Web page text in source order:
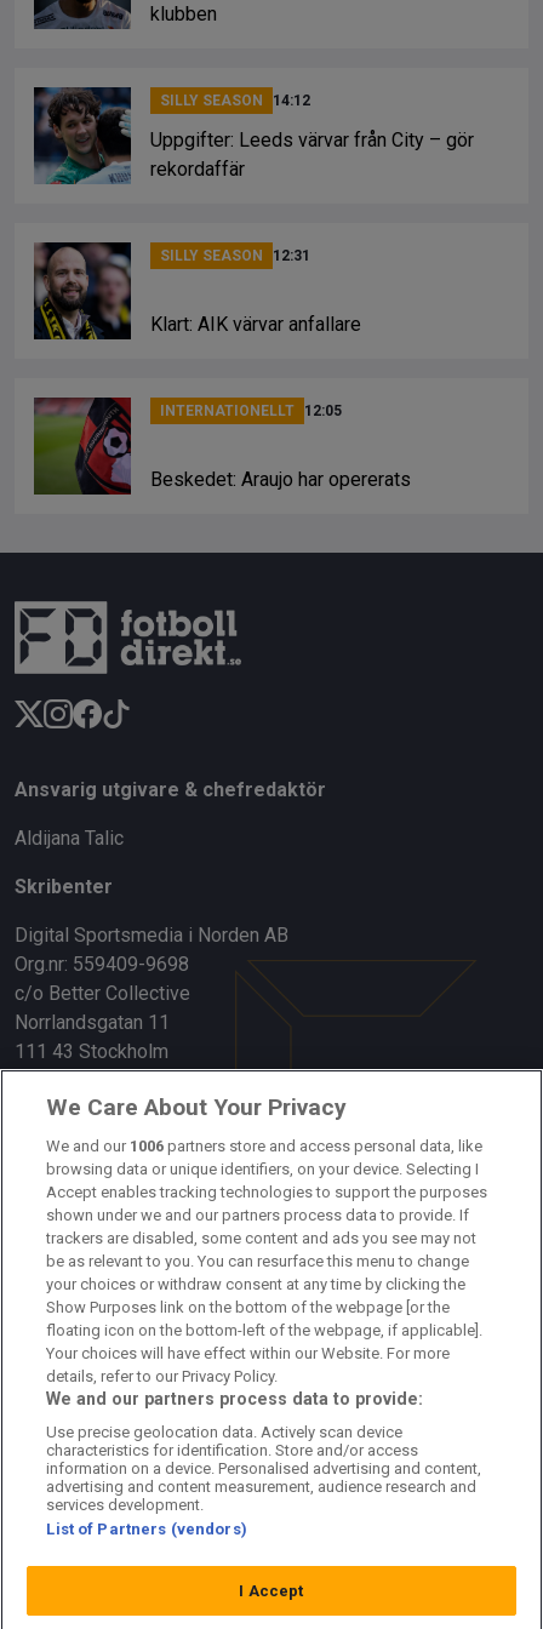
klubben
SILLY SEASON 14:12
Uppgifter: Leeds värvar från City – gör
rekordaffär
SILLY SEASON 12:31
Klart: AIK värvar anfallare
INTERNATIONELLT 12:05
Beskedet: Araujo har opererats
Ansvarig utgivare & chefredaktör
Aldijana Talic
Skribenter
Digital Sportsmedia i Norden AB
Org.nr: 559409-9698
c/o Better Collective
Norrlandsgatan 11
111 43 Stockholm
Länkar
Om oss
Kontakta oss
Kundtjänst
Sponsor: Rekatochklart
Annonsera på Fotbolldirekt
Redaktionell policy
Personuppgiftspolicy
Cookiepolicy
Arkiv
We Care About Your Privacy
We and our 1006 partners store and access personal data, like
browsing data or unique identifiers, on your device. Selecting I
Accept enables tracking technologies to support the purposes
shown under we and our partners process data to provide. If
trackers are disabled, some content and ads you see may not
be as relevant to you. You can resurface this menu to change
your choices or withdraw consent at any time by clicking the
Show Purposes link on the bottom of the webpage [or the
floating icon on the bottom-left of the webpage, if applicable].
Your choices will have effect within our Website. For more
details, refer to our Privacy Policy.
We and our partners process data to provide:
Use precise geolocation data. Actively scan device
characteristics for identification. Store and/or access
information on a device. Personalised advertising and content,
advertising and content measurement, audience research and
services development.
List of Partners (vendors)
I Accept